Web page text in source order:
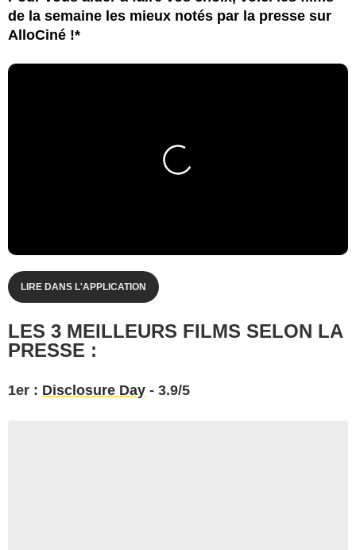
de la semaine les mieux notés par la presse sur
AlloCiné !*
LIRE DANS L'APPLICATION
LES 3 MEILLEURS FILMS SELON LA
PRESSE :
1er : Disclosure Day - 3.9/5